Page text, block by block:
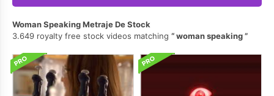
Woman Speaking Metraje De Stock
3.649 royalty free stock videos matching
woman speaking